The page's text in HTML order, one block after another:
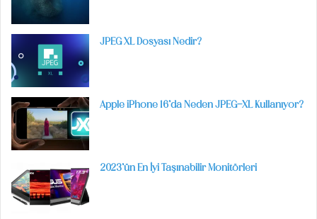
JPEG XL Dosyası Nedir?
Apple iPhone 16’da Neden JPEG-XL Kullanıyor?
2023’ün En İyi Taşınabilir Monitörleri